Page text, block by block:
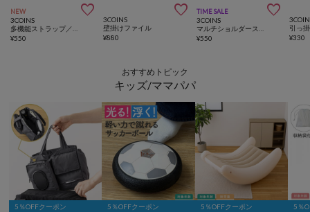
NEW 
3COINS
¥550

3COINS
壁掛けファイル
¥880
TIME SALE 
3COINS
¥550 ¥330
おすすめトピック
キッズ/ママパパ
5％OFFクーポン 5％OFFクーポン 5％OFFクーポン 5％